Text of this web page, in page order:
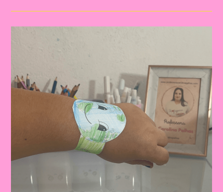
Ambiente
O